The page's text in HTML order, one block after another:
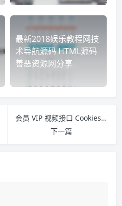
最新2018娱乐教程网技
术导航源码 HTML源码
善恶资源网分享
会员 VIP 视频接口 Cookies 一次 PHP 解析网站源码
下一篇